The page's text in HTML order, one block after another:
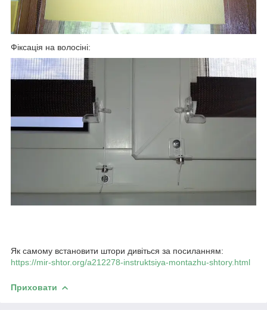
Фіксація на волосіні:
Як самому встановити штори дивіться за посиланням:
https://mir-shtor.org/a212278-instruktsiya-montazhu-shtory.html
Приховати